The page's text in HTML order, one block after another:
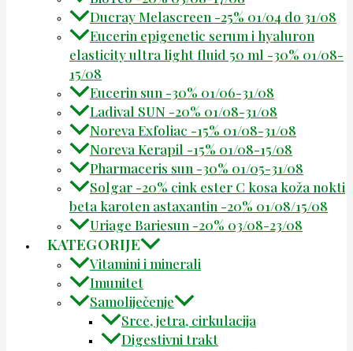
Ducray Melascreen -25% 01/04 do 31/08
Eucerin epigenetic serum i hyaluron
elasticity ultra light fluid 50 ml -30% 01/08-
15/08
Eucerin sun -30% 01/06-31/08
Ladival SUN -20% 01/08-31/08
Noreva Exfoliac -15% 01/08-31/08
Noreva Kerapil -15% 01/08-15/08
Pharmaceris sun -30% 01/05-31/08
Solgar -20% cink ester C kosa koža nokti
beta karoten astaxantin -20% 01/08/15/08
Uriage Bariesun -20% 03/08-23/08
KATEGORIJE
Vitamini i minerali
Imunitet
Samoliječenje
Srce, jetra, cirkulacija
Digestivni trakt